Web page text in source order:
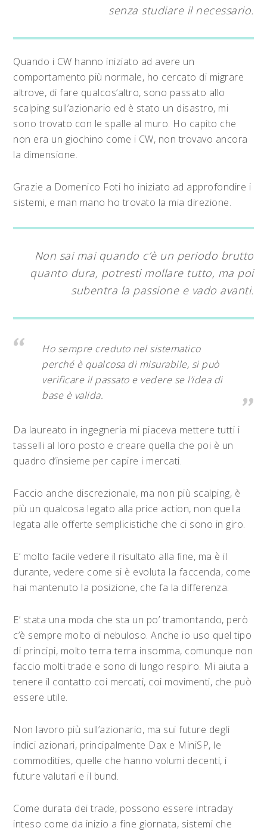
senza studiare il necessario.
Quando i CW hanno iniziato ad avere un
comportamento più normale, ho cercato di migrare
altrove, di fare qualcos’altro, sono passato allo
scalping sull’azionario ed è stato un disastro, mi
sono trovato con le spalle al muro. Ho capito che
non era un giochino come i CW, non trovavo ancora
la dimensione.
Grazie a Domenico Foti ho iniziato ad approfondire i
sistemi, e man mano ho trovato la mia direzione.
Non sai mai quando c’è un periodo brutto
quanto dura, potresti mollare tutto, ma poi
subentra la passione e vado avanti.
Ho sempre creduto nel sistematico
perché è qualcosa di misurabile, si può
verificare il passato e vedere se l’idea di
base è valida.
Da laureato in ingegneria mi piaceva mettere tutti i
tasselli al loro posto e creare quella che poi è un
quadro d’insieme per capire i mercati.
Faccio anche discrezionale, ma non più scalping, è
più un qualcosa legato alla price action, non quella
legata alle offerte semplicistiche che ci sono in giro.
E’ molto facile vedere il risultato alla fine, ma è il
durante, vedere come si è evoluta la faccenda, come
hai mantenuto la posizione, che fa la differenza.
E’ stata una moda che sta un po’ tramontando, però
c’è sempre molto di nebuloso. Anche io uso quel tipo
di principi, molto terra terra insomma, comunque non
faccio molti trade e sono di lungo respiro. Mi aiuta a
tenere il contatto coi mercati, coi movimenti, che può
essere utile.
Non lavoro più sull’azionario, ma sui future degli
indici azionari, principalmente Dax e MiniSP, le
commodities, quelle che hanno volumi decenti, i
future valutari e il bund.
Come durata dei trade, possono essere intraday
inteso come da inizio a fine giornata, sistemi che